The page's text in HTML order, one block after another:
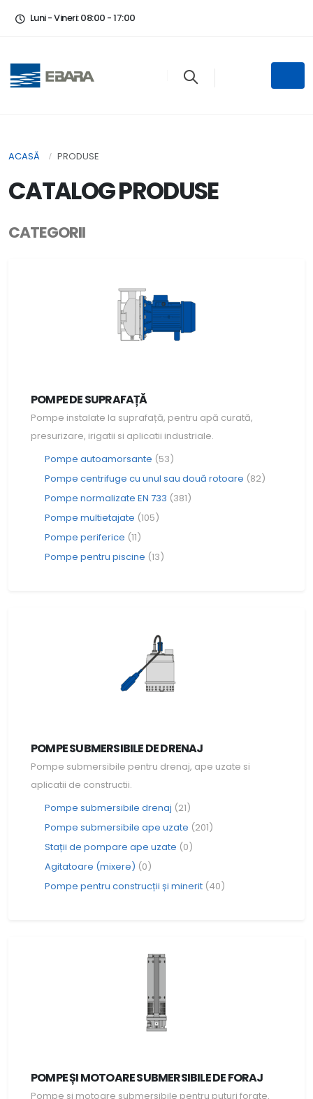
Luni - Vineri: 08:00 - 17:00
ACASĂ PRODUSE
CATALOG PRODUSE
CATEGORII
POMPE DE SUPRAFAȚĂ
Pompe instalate la suprafață, pentru apă curată,
presurizare, irigatii si aplicatii industriale.
Pompe autoamorsante (53)
Pompe centrifuge cu unul sau două rotoare (82)
Pompe normalizate EN 733 (381)
Pompe multietajate (105)
Pompe periferice (11)
Pompe pentru piscine (13)
POMPE SUBMERSIBILE DE DRENAJ
Pompe submersibile pentru drenaj, ape uzate si
aplicatii de constructii.
Pompe submersibile drenaj (21)
Pompe submersibile ape uzate (201)
Stații de pompare ape uzate (0)
Agitatoare (mixere) (0)
Pompe pentru construcții și minerit (40)
POMPE ȘI MOTOARE SUBMERSIBILE DE FORAJ
Pompe si motoare submersibile pentru puturi forate.